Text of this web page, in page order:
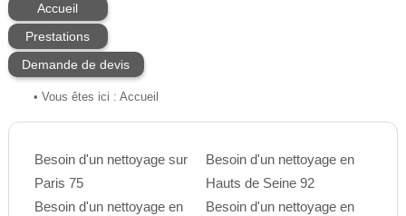
Accueil
Prestations
Demande de devis
• Vous êtes ici : Accueil
Besoin d'un nettoyage sur
Paris 75
Besoin d'un nettoyage en
Besoin d'un nettoyage en
Hauts de Seine 92
Besoin d'un nettoyage en